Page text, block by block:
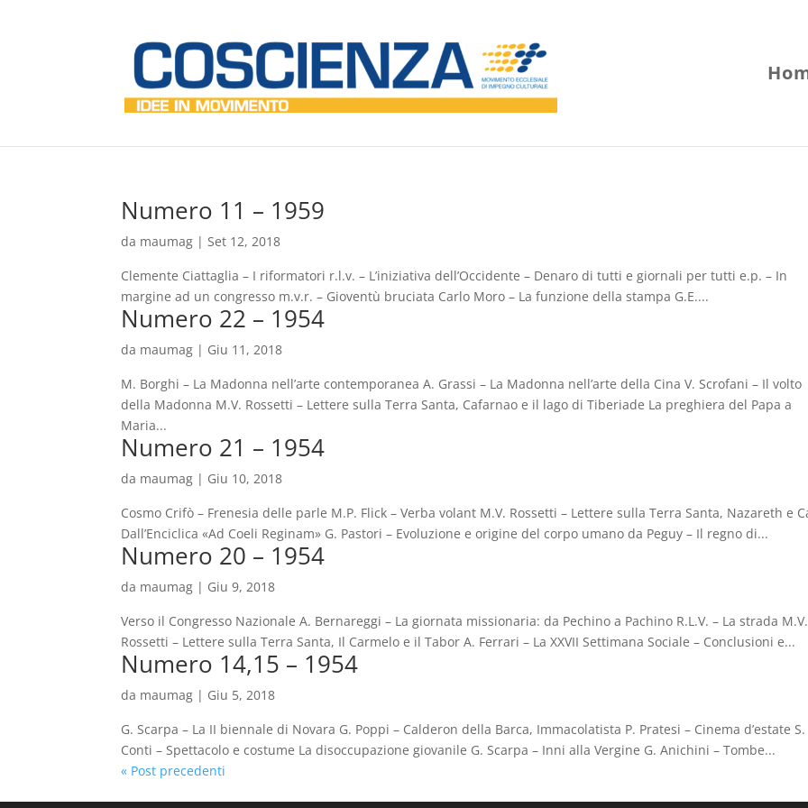
Numero 11 – 1959
da maumag |Set 12, 2018
Clemente Ciattaglia – I riformatori r.l.v. – L’iniziativa dell’Occidente – Denaro di tutti e giornali per tutti e.p. – In
margine ad un congresso m.v.r. – Gioventù bruciata Carlo Moro – La funzione della stampa G.E....
Numero 22 – 1954
da maumag | Giu 11, 2018
M. Borghi – La Madonna nell’arte contemporanea A. Grassi – La Madonna nell’arte della Cina V. Scrofani – Il volto
della Madonna M.V. Rossetti – Lettere sulla Terra Santa, Cafarnao e il lago di Tiberiade La preghiera del Papa a
Maria...
Numero 21 – 1954
da maumag | Giu 10, 2018
Cosmo Crifò – Frenesia delle parle M.P. Flick – Verba volant M.V. Rossetti – Lettere sulla Terra Santa, Nazareth e
Dall’Enciclica «Ad Coeli Reginam» G. Pastori – Evoluzione e origine del corpo umano da Peguy – Il regno di...
Numero 20 – 1954
da maumag | Giu 9, 2018
Verso il Congresso Nazionale A. Bernareggi – La giornata missionaria: da Pechino a Pachino R.L.V. – La strada M.V.
Rossetti – Lettere sulla Terra Santa, Il Carmelo e il Tabor A. Ferrari – La XXVII Settimana Sociale – Conclusioni e...
Numero 14,15 – 1954
da maumag | Giu 5, 2018
G. Scarpa – La II biennale di Novara G. Poppi – Calderon della Barca, Immacolatista P. Pratesi – Cinema d’estate S.
Conti – Spettacolo e costume La disoccupazione giovanile G. Scarpa – Inni alla Vergine G. Anichini – Tombe...
« Post precedenti